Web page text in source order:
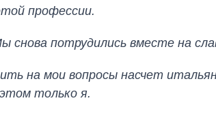
профессии.
потрудились вместе на
на мои вопросы насчет
только я.